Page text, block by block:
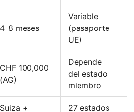
4-8 meses
Variable
(pasaporte
UE)
CHF 100,000
(AG)
Depende
del estado
miembro
Suiza +
27 estados